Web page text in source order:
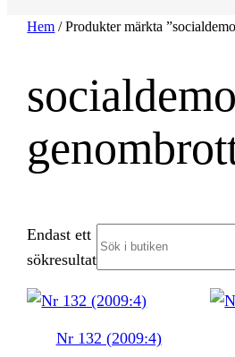
Hem / Produkter märkta
Endast ett
sökresultat
Nr 132 (2009:4)